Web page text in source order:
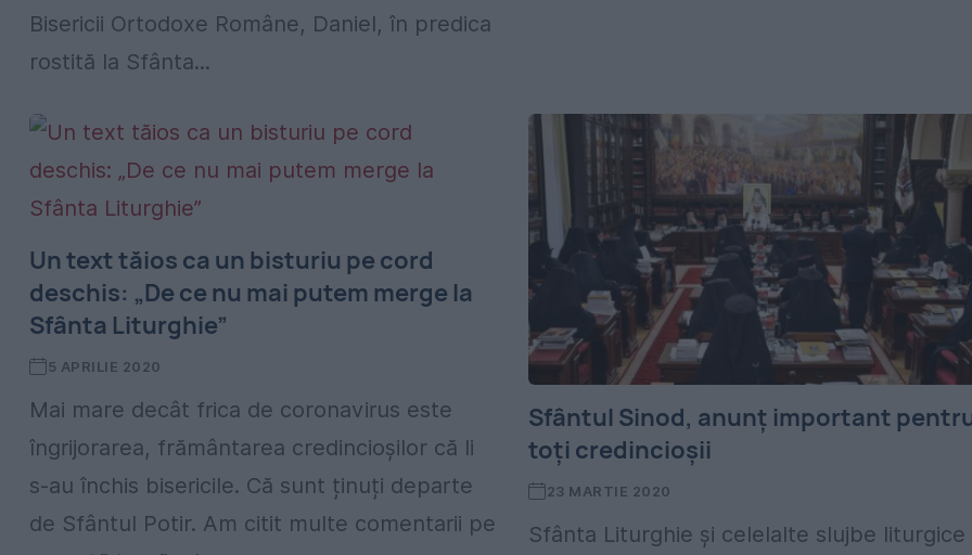
Bisericii Ortodoxe Române, Daniel, în predica
rostită la Sfânta...
Un text tăios ca un bisturiu pe cord
deschis: „De ce nu mai putem merge la
Sfânta Liturghie”
5 APRILIE 2020
Mai mare decât frica de coronavirus este
îngrijorarea, frământarea credincioșilor că li
s-au închis bisericile. Că sunt ținuți departe
de Sfântul Potir. Am citit multe comentarii pe
Sfântul Sinod, anunț important
toți credincioșii
23 MARTIE 2020
Sfânta Liturghie şi celelalte slujbe liturgice